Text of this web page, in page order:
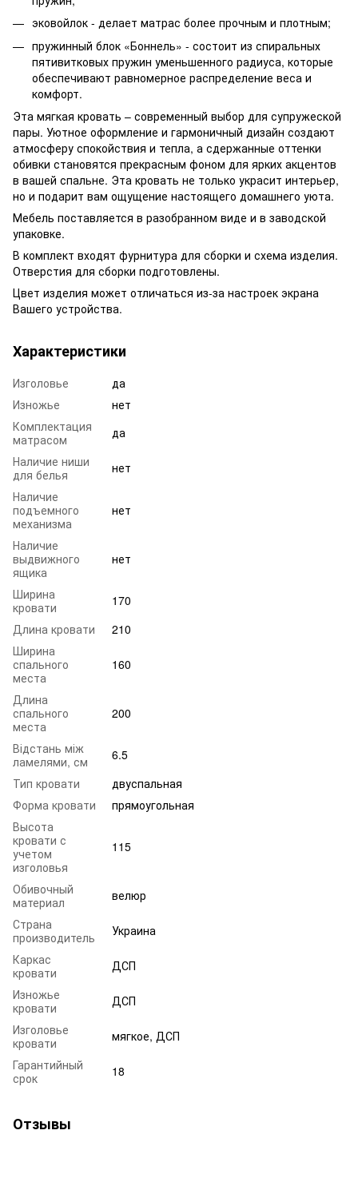
эковойлок - делает матрас более прочным и плотным;
пружинный блок «Боннель» - состоит из спиральных
пятивитковых пружин уменьшенного радиуса, которые
обеспечивают равномерное распределение веса и
комфорт.
Эта мягкая кровать – современный выбор для супружеской
пары. Уютное оформление и гармоничный дизайн создают
атмосферу спокойствия и тепла, а сдержанные оттенки
обивки становятся прекрасным фоном для ярких акцентов
в вашей спальне. Эта кровать не только украсит интерьер,
но и подарит вам ощущение настоящего домашнего уюта.
Мебель поставляется в разобранном виде и в заводской
упаковке.
В комплект входят фурнитура для сборки и схема изделия.
Отверстия для сборки подготовлены.
Цвет изделия может отличаться из-за настроек экрана
Вашего устройства.
Характеристики
Изголовье
да
Изножье
нет
Комплектация
матрасом
да
Наличие ниши
для белья
нет
Наличие
подъемного
механизма
нет
Наличие
выдвижного
ящика
нет
Ширина
кровати
170
Длина кровати
210
Ширина
спального
места
160
Длина
спального
места
200
Відстань між
ламелями, см
6.5
Тип кровати
двуспальная
Форма кровати
прямоугольная
Высота
кровати с
учетом
изголовья
115
Обивочный
материал
велюр
Страна
производитель
Украина
Каркас
кровати
ДСП
Изножье
кровати
ДСП
Изголовье
кровати
мягкое, ДСП
Гарантийный
срок
18
Отзывы